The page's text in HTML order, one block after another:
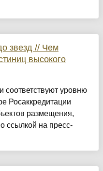
звезд // Чем
высокого
соответствуют уровню
Росаккредитации
размещения,
ссылкой на пресс-